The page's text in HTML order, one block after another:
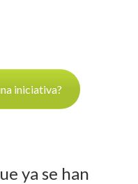
iniciativa?
ya se han